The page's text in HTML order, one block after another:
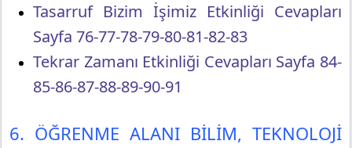
Tasarruf Bizim İşimiz Etkinliği Cevapları
Sayfa 76-77-78-79-80-81-82-83
Tekrar Zamanı Etkinliği Cevapları Sayfa 84-
85-86-87-88-89-90-91
6. ÖĞRENME ALANI BİLİM, TEKNOLOJİ